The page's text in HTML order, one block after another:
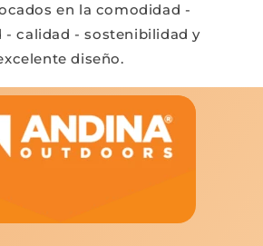
en la comodidad -
- calidad - sostenibilidad y
diseño.